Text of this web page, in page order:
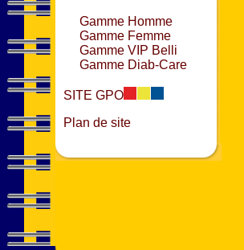
Gamme Homme
Gamme Femme
Gamme VIP Belli
Gamme Diab-Care
SITE GPO
Plan de site